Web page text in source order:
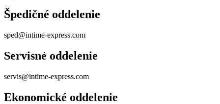
Špedičné oddelenie
sped@intime-express.com
Servisné oddelenie
servis@intime-express.com
Ekonomické oddelenie